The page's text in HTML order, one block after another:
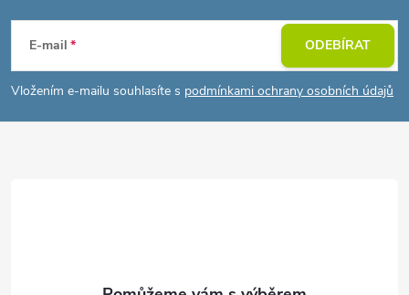
p
a
E-mail
Vložením e-mailu souhlasíte s podmínkami ochrany osobních údajů
ODEBÍRAT